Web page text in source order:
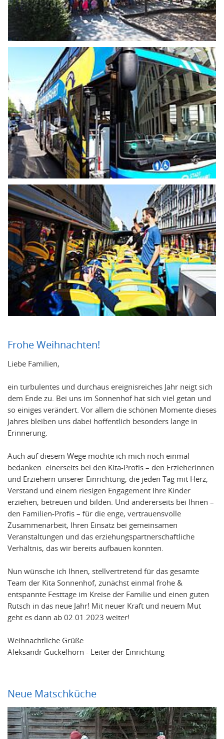
Frohe Weihnachten!
Liebe Familien,
ein turbulentes und durchaus ereignisreiches Jahr neigt sich
dem Ende zu. Bei uns im Sonnenhof hat sich viel getan und
so einiges verändert. Vor allem die schönen Momente dieses
Jahres bleiben uns dabei hoffentlich besonders lange in
Erinnerung.
Auch auf diesem Wege möchte ich mich noch einmal
bedanken: einerseits bei den Kita-Profis – den Erzieherinnen
und Erziehern unserer Einrichtung, die jeden Tag mit Herz,
Verstand und einem riesigen Engagement Ihre Kinder
erziehen, betreuen und bilden. Und andererseits bei Ihnen –
den Familien-Profis – für die enge, vertrauensvolle
Zusammenarbeit, Ihren Einsatz bei gemeinsamen
Veranstaltungen und das erziehungspartnerschaftliche
Verhältnis, das wir bereits aufbauen konnten.
Nun wünsche ich Ihnen, stellvertretend für das gesamte
Team der Kita Sonnenhof, zunächst einmal frohe &
entspannte Festtage im Kreise der Familie und einen guten
Rutsch in das neue Jahr! Mit neuer Kraft und neuem Mut
geht es dann ab 02.01.2023 weiter!
Weihnachtliche Grüße
Aleksandr Gückelhorn - Leiter der Einrichtung
Neue Matschküche